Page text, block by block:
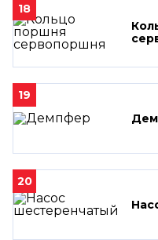
18
19
20